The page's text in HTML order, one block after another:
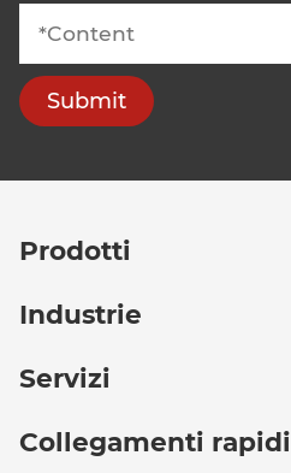
Submit
Prodotti
Industrie
Servizi
Collegamenti rapidi